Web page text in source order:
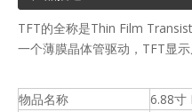
TFT的全称是Thin Film
一个薄膜晶体管驱动，TFT显
物品名称
6.88寸